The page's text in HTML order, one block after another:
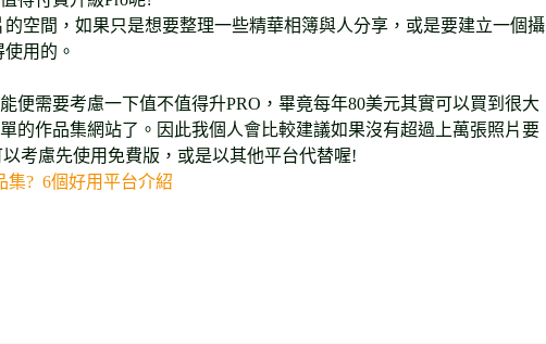
空間，如果只是想要整理一些精華相簿與人分享，或是要建立一個攝
用的。
便需要考慮一下值不值得升PRO，畢竟每年80美元其實可以買到很大
的作品集網站了。因此我個人會比較建議如果沒有超過上萬張照片要
考慮先使用免費版，或是以其他平台代替喔!
集? 6個好用平台介紹